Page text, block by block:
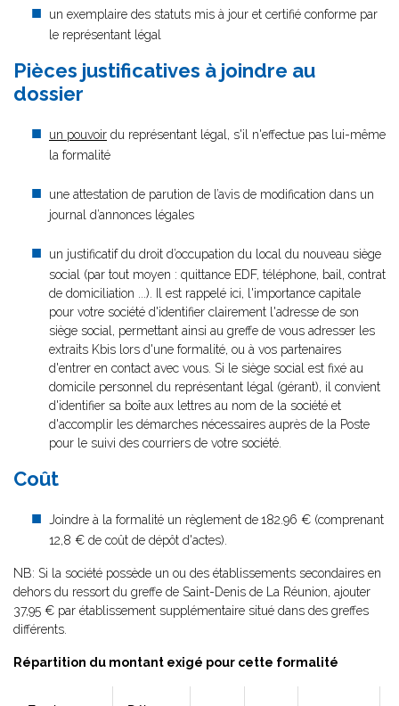
un exemplaire des statuts mis à jour et certifié conforme par
le représentant légal
Pièces justificatives à joindre au
dossier
un pouvoir du représentant légal, s'il n'effectue pas lui-même
la formalité
une attestation de parution de l’avis de modification dans un
journal d’annonces légales
un justificatif du droit d’occupation du local du nouveau siège
social (par tout moyen : quittance EDF, téléphone, bail, contrat
de domiciliation ...). Il est rappelé ici, l'importance capitale
pour votre société d'identifier clairement l'adresse de son
siège social, permettant ainsi au greffe de vous adresser les
extraits Kbis lors d'une formalité, ou à vos partenaires
d'entrer en contact avec vous. Si le siège social est fixé au
domicile personnel du représentant légal (gérant), il convient
d'identifier sa boîte aux lettres au nom de la société et
d'accomplir les démarches nécessaires auprès de la Poste
pour le suivi des courriers de votre société.
Coût
Joindre à la formalité un règlement de182.96 € (comprenant
12,8 € de coût de dépôt d'actes).
NB: Si la société possède un ou des établissements secondaires en
dehors du ressort du greffe de Saint-Denis de La Réunion, ajouter
37,95 € par établissement supplémentaire situé dans des greffes
différents.
Répartition du montant exigé pour cette formalité